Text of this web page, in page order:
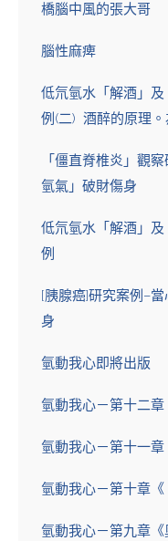
橋腦中風的張大哥
腦性麻痺
低氘氫水「解酒」
例(二) 酒醉的原理。
「僵直脊椎炎」觀
氫氣」破財傷身
低氘氫水「解酒」
例
[胰腺癌]研究案例–當
身
氫動我心即將出版
氫動我心－第十二
氫動我心－第十一章
氫動我心－第十章《
氫動我心－第九章《